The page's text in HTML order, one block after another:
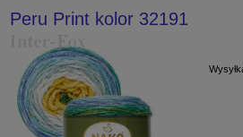
Peru Print kolor 32191